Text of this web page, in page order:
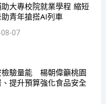
大專校院就業學程 縮短
青年搶搭AI列車
07
檢驗量能 楊朝偉籲桃園
提升預算強化食品安全